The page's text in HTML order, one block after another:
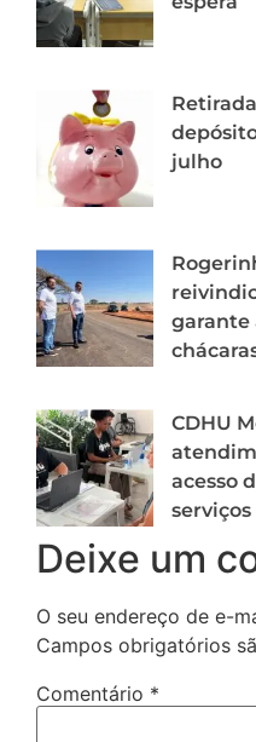
julho
garante
CDHU
acesso
Deixe um
O seu endereço de e-
Campos obrigatórios
Comentário *